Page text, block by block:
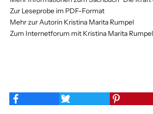
Zur Leseprobe im PDF-Format
Mehr zur Autorin Kristina Marita Rumpel
Zum Internetforum mit Kristina Marita Rumpel